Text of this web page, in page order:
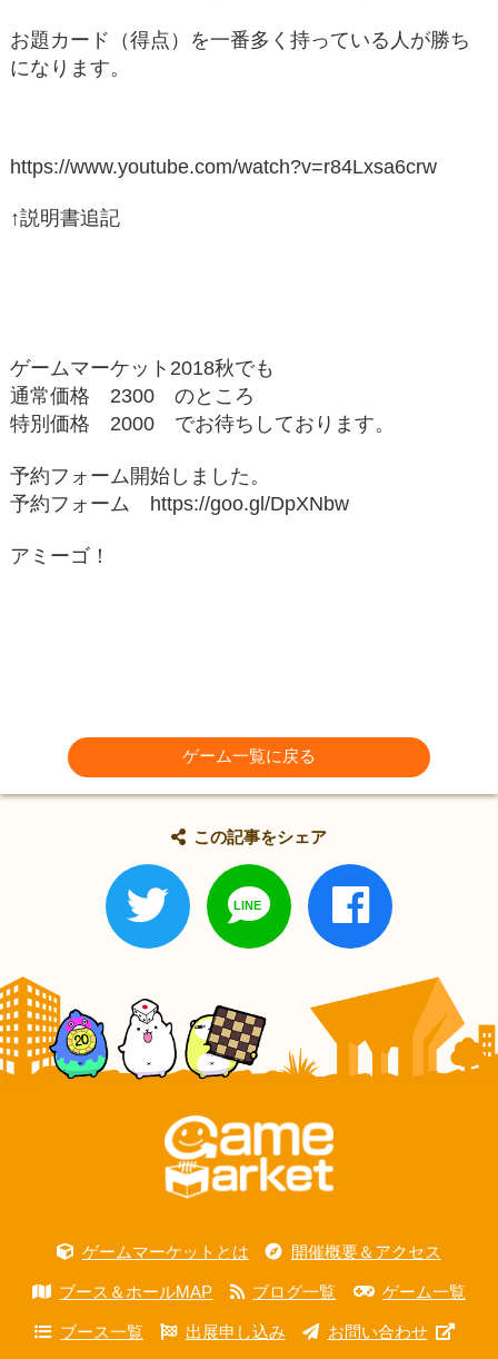
お題カード（得点）を一番多く持っている人が勝ち
になります。
https://www.youtube.com/watch?v=r84Lxsa6crw
↑説明書追記
ゲームマーケット2018秋でも
通常価格 2300 のところ
特別価格 2000 でお待ちしております。
予約フォーム開始しました。
予約フォーム https://goo.gl/DpXNbw
アミーゴ！
ゲーム一覧に戻る
この記事をシェア
ゲームマーケットとは 開催概要＆アクセス
ブース＆ホールMAP ブログ一覧 ゲーム一覧
ブース一覧 出展申し込み お問い合わせ